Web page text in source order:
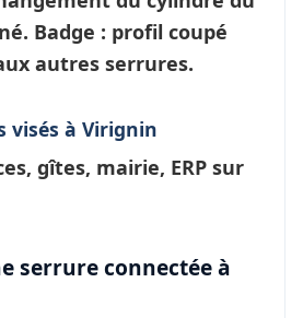
Badge : profil coupé
autres serrures.
visés à Virignin
gîtes, mairie, ERP sur
serrure connectée à